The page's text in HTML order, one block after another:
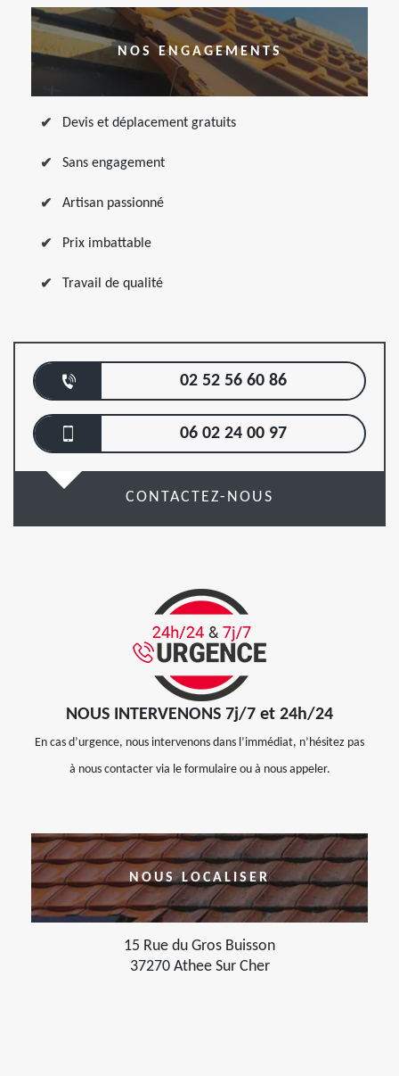
NOS ENGAGEMENTS
Devis et déplacement gratuits
Sans engagement
Artisan passionné
Prix imbattable
Travail de qualité
02 52 56 60 86
06 02 24 00 97
CONTACTEZ-NOUS
NOUS INTERVENONS 7j/7 et 24h/24
En cas d’urgence, nous intervenons dans l’immédiat, n’hésitez pas
à nous contacter via le formulaire ou à nous appeler.
NOUS LOCALISER
15 Rue du Gros Buisson
37270 Athee Sur Cher